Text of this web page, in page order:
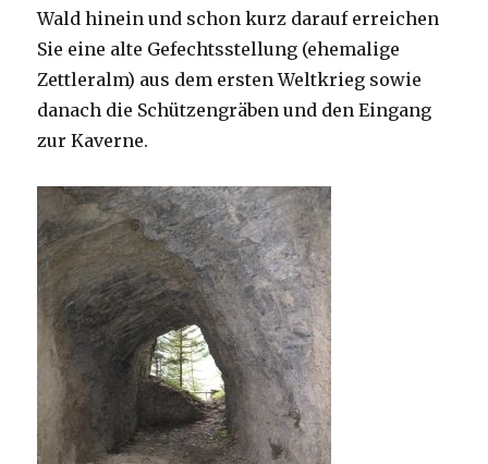
Wald hinein und schon kurz darauf erreichen
Sie eine alte Gefechtsstellung (ehemalige
Zettleralm) aus dem ersten Weltkrieg sowie
danach die Schützengräben und den Eingang
zur Kaverne.